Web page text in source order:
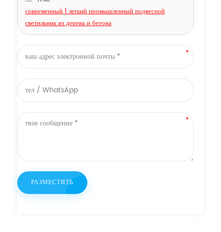
современный 1 легкий промышленный подвесной
светильник из дерева и бетона